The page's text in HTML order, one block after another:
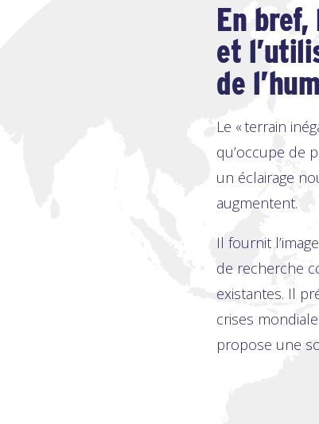
En
et
de
Le « terrain
qu’occupe de
un éclairage
augmentent.
Il fournit
de recherche
existantes. Il
crises
propose une